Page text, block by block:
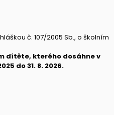
č. 107/2005 Sb., o školním
dítěte, kterého dosáhne v
do 31. 8. 2026.